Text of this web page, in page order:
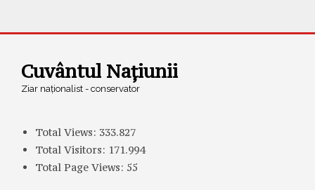
Cuvântul Națiunii
Ziar naționalist - conservator
Total Views: 333.827
Total Visitors: 171.994
Total Page Views: 55